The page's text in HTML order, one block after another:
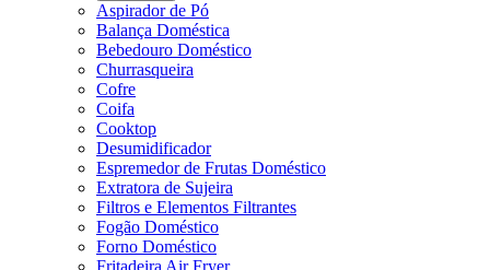
Aspirador de Pó
Balança Doméstica
Bebedouro Doméstico
Churrasqueira
Cofre
Coifa
Cooktop
Desumidificador
Espremedor de Frutas Doméstico
Extratora de Sujeira
Filtros e Elementos Filtrantes
Fogão Doméstico
Forno Doméstico